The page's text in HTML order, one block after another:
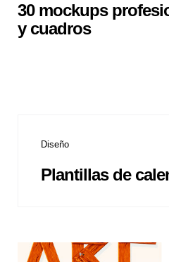
30 mockups
y cuadros
Diseño
Plantillas de